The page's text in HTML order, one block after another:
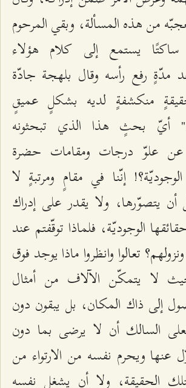
من هذه المسألة، وبقي المرحوم
ساكتًا يستمع إلى كلام هؤلاء
مدّةٍ رفع رأسه وقال بلهجة جادّة
منكشفةٍ لديه بشكلٍ عميقٍ
أيّ بحثٍ هذا الذي تبحثونه
عن علوّ درجات ومقامات حضرة
إنّنا في مقامٍ ومرتبةٍ لا
أن يتصوّرها، ولا يقدر على إدراك
الوجوديّة، فلماذا توقّفتم عند
تعالوا وانظروا ماذا يوجد فوق
لا يتمكّن الآلاف من أمثال
إلى ذاك المكان، بل يبقون دون
السالك أن لا يرضى بما دون
عنها ويحرم نفسه من الارتواء من
الحقيقة، ولا أن يشغل نفسه